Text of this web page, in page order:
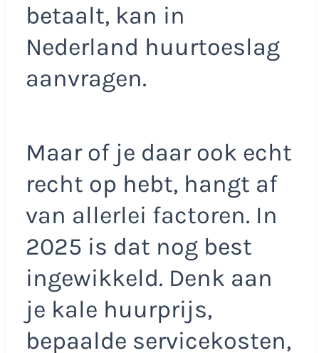
betaalt, kan in
Nederland huurtoeslag
aanvragen.
Maar of je daar ook echt
recht op hebt, hangt af
van allerlei factoren. In
2025 is dat nog best
ingewikkeld. Denk aan
je kale huurprijs,
bepaalde servicekosten,